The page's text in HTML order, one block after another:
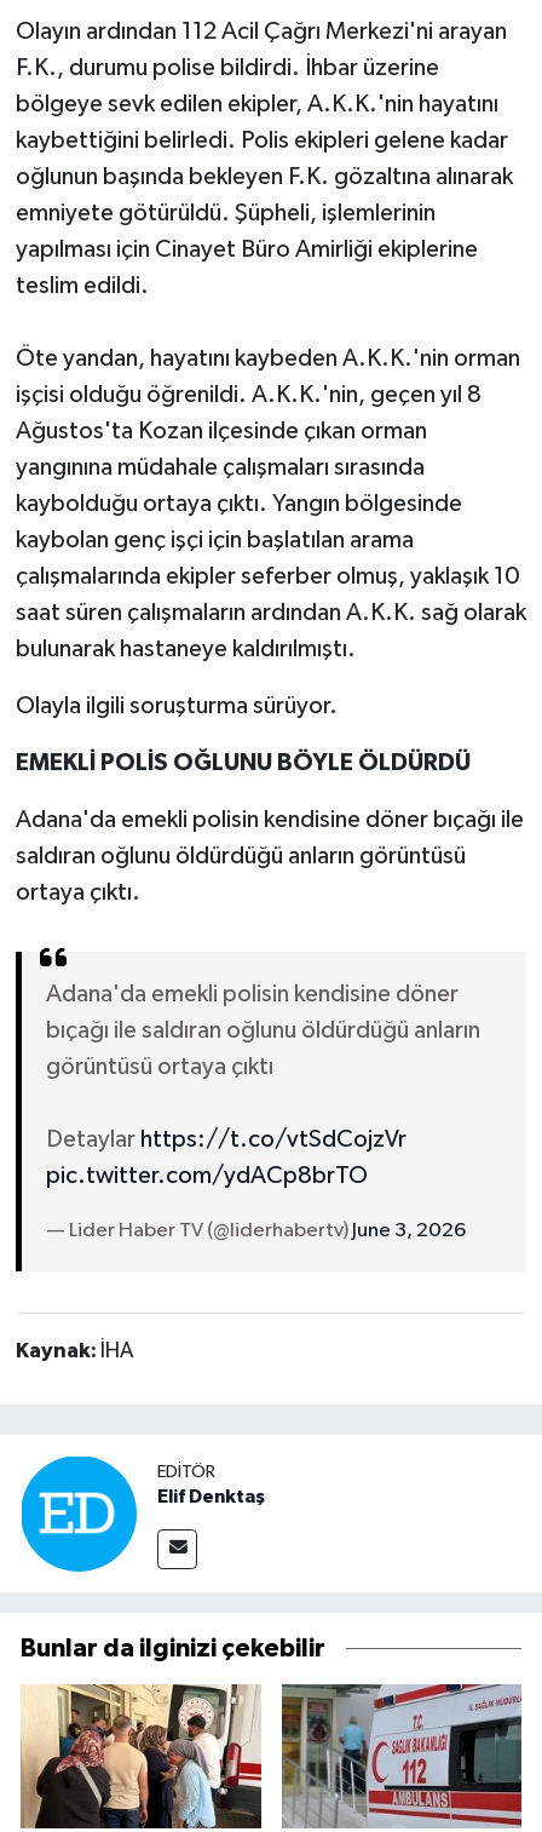
Olayın ardından 112 Acil Çağrı Merkezi'ni arayan
F.K., durumu polise bildirdi. İhbar üzerine
bölgeye sevk edilen ekipler, A.K.K.'nin hayatını
kaybettiğini belirledi. Polis ekipleri gelene kadar
oğlunun başında bekleyen F.K. gözaltına alınarak
emniyete götürüldü. Şüpheli, işlemlerinin
yapılması için Cinayet Büro Amirliği ekiplerine
teslim edildi.
Öte yandan, hayatını kaybeden A.K.K.'nin orman
işçisi olduğu öğrenildi. A.K.K.'nin, geçen yıl 8
Ağustos'ta Kozan ilçesinde çıkan orman
yangınına müdahale çalışmaları sırasında
kaybolduğu ortaya çıktı. Yangın bölgesinde
kaybolan genç işçi için başlatılan arama
çalışmalarında ekipler seferber olmuş, yaklaşık 10
saat süren çalışmaların ardından A.K.K. sağ olarak
bulunarak hastaneye kaldırılmıştı.
Olayla ilgili soruşturma sürüyor.
EMEKLİ POLİS OĞLUNU BÖYLE ÖLDÜRDÜ
Adana'da emekli polisin kendisine döner bıçağı ile
saldıran oğlunu öldürdüğü anların görüntüsü
ortaya çıktı.
Adana'da emekli polisin kendisine döner
bıçağı ile saldıran oğlunu öldürdüğü anların
görüntüsü ortaya çıktı
Detaylar https://t.co/vtSdCojzVr
pic.twitter.com/ydACp8brTO
— Lider Haber TV (@liderhabertv) June 3, 2026
Kaynak: İHA
EDITÖR
Elif Denktaş
Bunlar da ilginizi çekebilir